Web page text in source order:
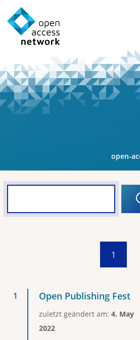
open-
1
Open Publishing Fest
zuletzt geändert am: 4. May
2022